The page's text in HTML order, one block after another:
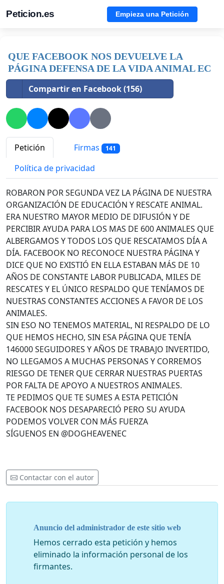
Peticion.es Empieza una Petición
QUE FACEBOOK NOS DEVUELVE LA
PÁGINA DEFENSA DE LA VIDA ANIMAL EC
Compartir en Facebook (156)
Petición Firmas 141
Política de privacidad
ROBARON POR SEGUNDA VEZ LA PÁGINA DE NUESTRA
ORGANIZACIÓN DE EDUCACIÓN Y RESCATE ANIMAL.
ERA NUESTRO MAYOR MEDIO DE DIFUSIÓN Y DE
PERCIBIR AYUDA PARA LOS MAS DE 600 ANIMALES QUE
ALBERGAMOS Y TODOS LOS QUE RESCATAMOS DÍA A
DÍA. FACEBOOK NO RECONOCE NUESTRA PÁGINA Y
DICE QUE NO EXISTIÓ EN ELLA ESTABAN MÁS DE 10
AÑOS DE CONSTANTE LABOR PUBLICADA, MILES DE
RESCATES Y EL ÚNICO RESPALDO QUE TENÍAMOS DE
NUESTRAS CONSTANTES ACCIONES A FAVOR DE LOS
ANIMALES.
SIN ESO NO TENEMOS MATERIAL, NI RESPALDO DE LO
QUE HEMOS HECHO, SIN ESA PÁGINA QUE TENÍA
146000 SEGUIDORES Y AÑOS DE TRABAJO INVERTIDO,
NO LLEGAMOS A MUCHAS PERSONAS Y CORREMOS
RIESGO DE TENER QUE CERRAR NUESTRAS PUERTAS
POR FALTA DE APOYO A NUESTROS ANIMALES.
TE PEDIMOS QUE TE SUMES A ESTA PETICIÓN
FACEBOOK NOS DESAPARECIÓ PERO SU AYUDA
PODEMOS VOLVER CON MÁS FUERZA
SÍGUENOS EN @DOGHEAVENEC
Contactar con el autor
Anuncio del administrador de este sitio web
Hemos cerrado esta petición y hemos
eliminado la información personal de los
firmantes.